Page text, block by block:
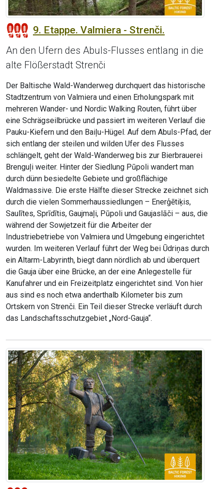
9. Etappe. Valmiera - Strenči.
An den Ufern des Abuls-Flusses entlang in die
alte Flößerstadt Strenči
Der Baltische Wald-Wanderweg durchquert das historische
Stadtzentrum von Valmiera und einen Erholungspark mit
mehreren Wander- und Nordic Walking Routen, führt über
eine Schrägseilbrücke und passiert im weiteren Verlauf die
Pauku-Kiefern und den Baiļu-Hügel. Auf dem Abuls-Pfad, der
sich entlang der steilen und wilden Ufer des Flusses
schlängelt, geht der Wald-Wanderweg bis zur Bierbrauerei
Brenguļi weiter. Hinter der Siedlung Pūpoli wandert man
durch dünn besiedelte Gebiete und großflächige
Waldmassive. Die erste Hälfte dieser Strecke zeichnet sich
durch die vielen Sommerhaussiedlungen – Enerģētiķis,
Saulītes, Sprīdītis, Gaujmaļi, Pūpoli und Gaujaslāči – aus, die
während der Sowjetzeit für die Arbeiter der
Industriebetriebe von Valmiera und Umgebung eingerichtet
wurden. Im weiteren Verlauf führt der Weg bei Ūdriņas durch
ein Altarm-Labyrinth, biegt dann nördlich ab und überquert
die Gauja über eine Brücke, an der eine Anlegestelle für
Kanufahrer und ein Freizeitplatz eingerichtet sind. Von hier
aus sind es noch etwa anderthalb Kilometer bis zum
Ortskern von Strenči. Ein Teil dieser Strecke verläuft durch
das Landschaftsschutzgebiet „Nord-Gauja“.